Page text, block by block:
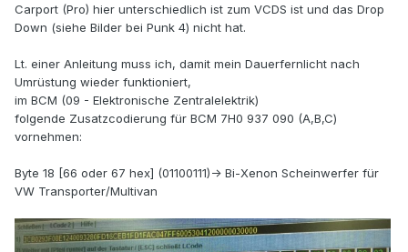
Carport (Pro) hier unterschiedlich ist zum VCDS ist und das Drop
Down (siehe Bilder bei Punk 4) nicht hat.
Lt. einer Anleitung muss ich, damit mein Dauerfernlicht nach
Umrüstung wieder funktioniert,
im BCM (09 - Elektronische Zentralelektrik)
folgende Zusatzcodierung für BCM 7H0 937 090 (A,B,C)
vornehmen:
Byte 18 [66 oder 67 hex] (01100111)-> Bi-Xenon Scheinwerfer für
VW Transporter/Multivan